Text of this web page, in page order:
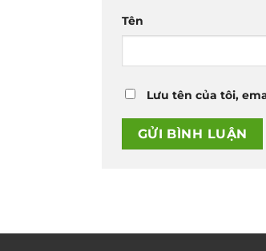
Tên
Lưu tên của tôi,